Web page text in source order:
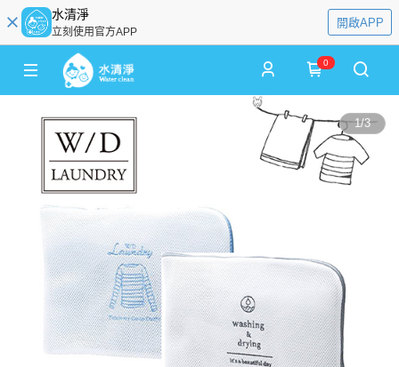
水清淨
立刻使用官方APP
開啟APP
0
1/3